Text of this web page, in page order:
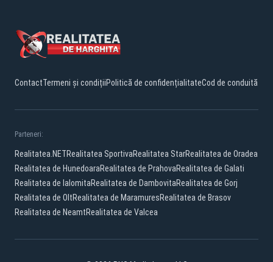
ContactTermeni și condițiiPolitică de confidențialitateCod de conduită
Parteneri:
Realitatea.NETRealitatea SportivaRealitatea StarRealitatea de Oradea
Realitatea de HunedoaraRealitatea de PrahovaRealitatea de Galati
Realitatea de IalomitaRealitatea de DambovitaRealitatea de Gorj
Realitatea de OltRealitatea de MaramuresRealitatea de Brasov
Realitatea de NeamtRealitatea de Valcea